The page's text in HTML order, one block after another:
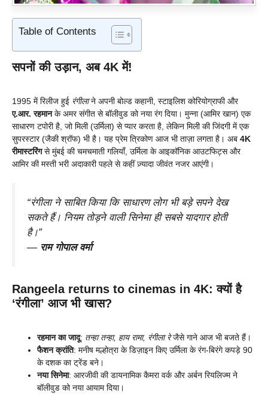
Table of Contents
सपनों की उड़ान, अब 4K में!
1995 में रिलीज हुई रंगीलाने अपनी बोल्ड कहानी, स्टाइलिश कोरियोग्राफी और
ए.आर. रहमानके अमर संगीत से बॉलीवुड को नया रंग दिया। मुन्ना (आमिर खान) एक
साधारण टपोरी है, जो मिली (उर्मिला) से प्यार करता है, लेकिन मिली की जिंदगी में एक
सुपरस्टार (जैकी श्रॉफ) भी है। यह प्रेम त्रिकोण आज भी ताज़ा लगता है। अब 4K
रीमास्टरिंगसे मुंबई की चमचमाती गलियाँ, उर्मिला के आइकॉनिक आउटफिट्स और
आमिर की मस्ती भरी अदाकारी पहले से कहीं ज़्यादा जीवंत नजर आएंगी।
“रंगीला ने साबित किया कि साधारण लोग भी बड़े सपने देख
सकते हैं। नियम तोड़ने वाली सिनेमा ही सबसे यादगार होती
है।”
— राम गोपाल वर्मा
Rangeela returns to cinemas in 4K: क्यों है
‘रंगीला’ आज भी खास?
रहमान का जादू: तन्हा तन्हा, हाय रामा, रंगीला रेजैसे गाने आज भी बजते हैं।
फैशन क्रांति: मनीष मल्होत्रा के डिज़ाइन किए उर्मिला के रंग-बिरंगे कपड़े 90
के दशक का ट्रेंड बने।
नया सिनेमा: आरजीवी की डायनामिक कैमरा वर्क और अर्बन रियलिज्म ने
बॉलीवुड को नया आयाम दिया।